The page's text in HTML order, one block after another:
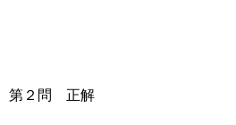
第２問 正解